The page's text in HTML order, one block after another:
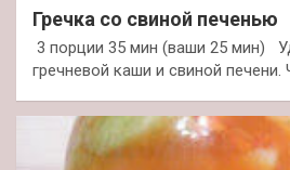
Гречка со свиной печенью
3 порции 35 мин (ваши 25 мин)
гречневой каши и свиной